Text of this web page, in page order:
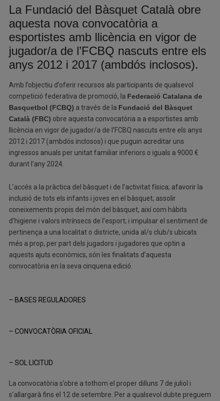
La Fundació del Bàsquet Català obre
aquesta nova convocatòria a
esportistes amb llicència en vigor de
jugador/a de l’FCBQ nascuts entre els
anys 2012 i 2017 (ambdós inclosos).
Amb l’objectiu d’oferir recursos als participants de qualsevol
competició federativa de promoció, la Federació Catalana de
Basquetbol (FCBQ) a través de la Fundació del Bàsquet
Català (FBC) obre aquesta convocatòria a a esportistes amb
llicència en vigor de jugador/a de l’FCBQ nascuts entre els anys
2012 i 2017 (ambdós inclosos) i que puguin acreditar uns
ingressos anuals per unitat familiar inferiors o iguals a 9000 €
durant l’any 2024.
L’accés a la pràctica del bàsquet i de l’activitat física; afavorir la
inclusió de tots els infants i joves en el bàsquet; assolir
coneixements propis del món del bàsquet, així com hàbits
d’higiene i valors intrínsecs de l’esport; i impulsar el sentiment de
pertinença a una localitat o districte, unida al/s club/s ubicats
més a prop, per part dels jugadors i jugadores que optin a
aquests ajuts econòmics, són les finalitats d’aquesta
convocatòria en la seva cinquena edició.
– BASES REGULADORES
– CONVOCATÒRIA OFICIAL
– SOL·LICITUD
La convocatòria s’obre a tothom el proper dilluns 7 de juliol i
s’allargarà fins el 12 de setembre. Per a qualsevol dubte preguem